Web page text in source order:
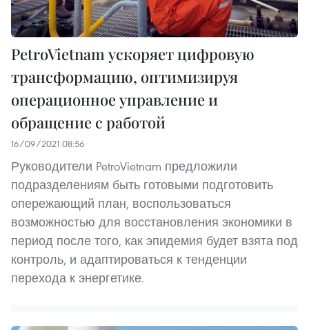
PetroVietnam ускоряет цифровую
трансформацию, оптимизируя
операционное управление и
обращение с работой
16/09/2021 08:56
Руководители PetroVietnam предложили
подразделениям быть готовыми подготовить
опережающий план, воспользоваться
возможностью для восстановления экономики в
период после того, как эпидемия будет взята под
контроль, и адаптироваться к тенденции
перехода к энергетике.